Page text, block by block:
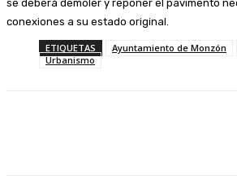
se deberá demoler y reponer el pavimento
conexiones a su estado original.
ETIQUETAS Ayuntamiento de Monzón
Urbanismo